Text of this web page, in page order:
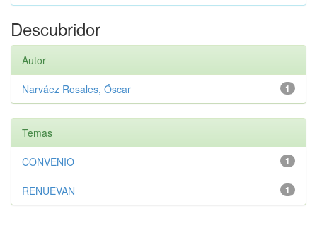
Descubridor
Autor
1
Narváez Rosales, Óscar
Temas
1
CONVENIO
1
RENUEVAN